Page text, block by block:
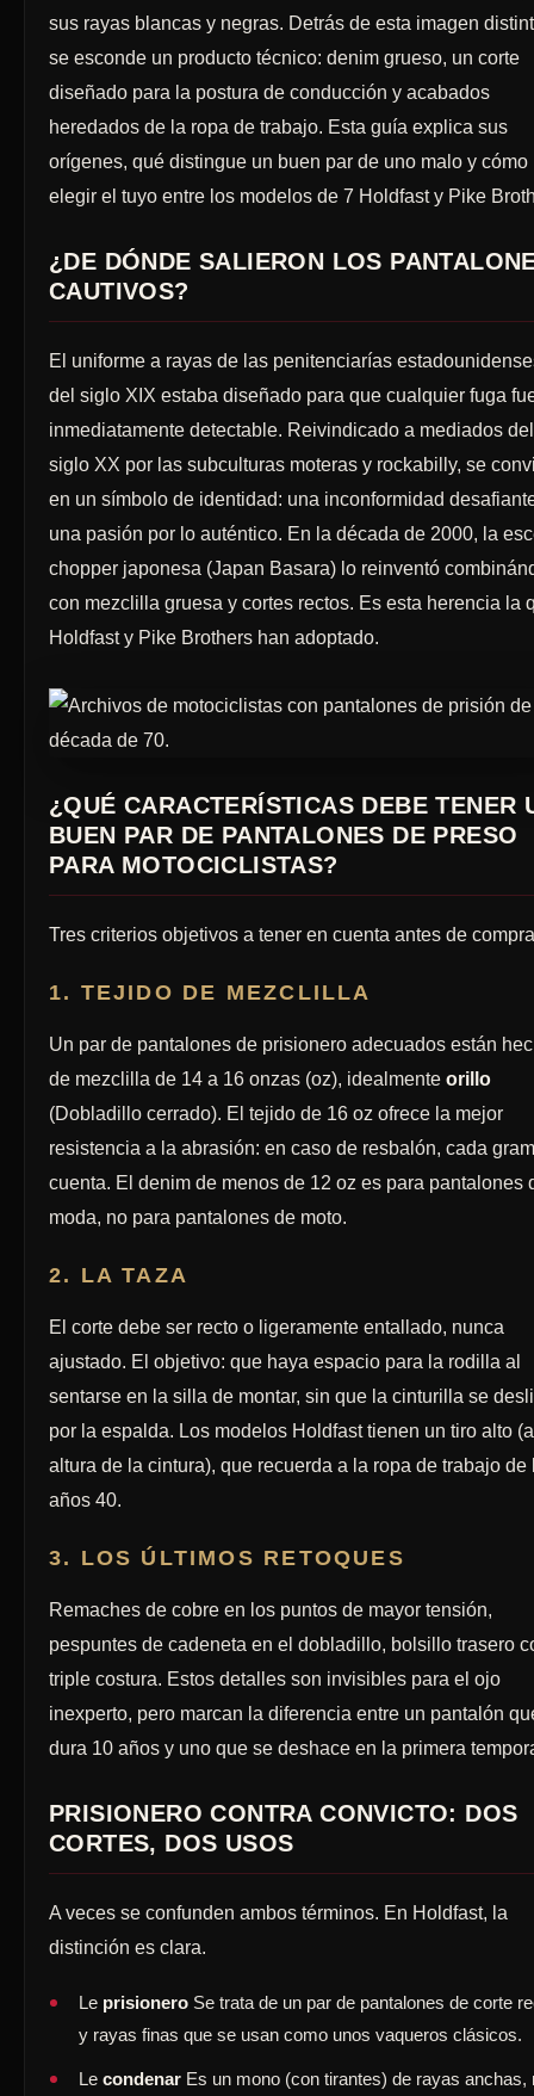
sus rayas blancas y negras. Detrás de esta imagen
se esconde un producto técnico: denim grueso, un corte
diseñado para la postura de conducción y acabados
heredados de la ropa de trabajo. Esta guía explica sus
orígenes, qué distingue un buen par de uno malo y cómo
elegir el tuyo entre los modelos de 7 Holdfast y Pike
¿DE DÓNDE SALIERON LOS
CAUTIVOS?
El uniforme a rayas de las penitenciarías
del siglo XIX estaba diseñado para que cualquier fuga
inmediatamente detectable. Reivindicado a mediados del
siglo XX por las subculturas moteras y rockabilly, se
en un símbolo de identidad: una inconformidad
una pasión por lo auténtico. En la década de 2000, la
chopper japonesa (Japan Basara) lo reinventó
con mezclilla gruesa y cortes rectos. Es esta herencia la
Holdfast y Pike Brothers han adoptado.
¿QUÉ CARACTERÍSTICAS DEBE TENER
BUEN PAR DE PANTALONES DE PRESO
PARA MOTOCICLISTAS?
Tres criterios objetivos a tener en cuenta antes de
1. TEJIDO DE MEZCLILLA
Un par de pantalones de prisionero adecuados están
de mezclilla de 14 a 16 onzas (oz), idealmente orillo
(Dobladillo cerrado). El tejido de 16 oz ofrece la mejor
resistencia a la abrasión: en caso de resbalón, cada
cuenta. El denim de menos de 12 oz es para pantalones
moda, no para pantalones de moto.
2. LA TAZA
El corte debe ser recto o ligeramente entallado, nunca
ajustado. El objetivo: que haya espacio para la rodilla al
sentarse en la silla de montar, sin que la cinturilla se
por la espalda. Los modelos Holdfast tienen un tiro alto
altura de la cintura), que recuerda a la ropa de trabajo de
años 40.
3. LOS ÚLTIMOS RETOQUES
Remaches de cobre en los puntos de mayor tensión,
pespuntes de cadeneta en el dobladillo, bolsillo trasero
triple costura. Estos detalles son invisibles para el ojo
inexperto, pero marcan la diferencia entre un pantalón
dura 10 años y uno que se deshace en la primera
PRISIONERO CONTRA CONVICTO: DOS
CORTES, DOS USOS
A veces se confunden ambos términos. En Holdfast, la
distinción es clara.
Le prisionero Se trata de un par de pantalones de corte
y rayas finas que se usan como unos vaqueros clásicos.
Lecondenar Es un mono (con tirantes) de rayas anchas,